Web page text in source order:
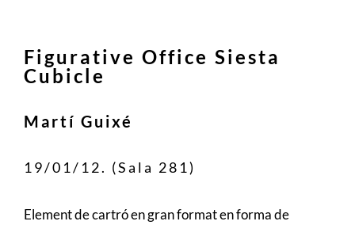
Figurative Office Siesta
Cubicle
Martí Guixé
19/01/12. (Sala 281)
Element de cartró en gran format en forma de